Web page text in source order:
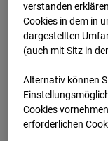
BC-
Arnulf Klett
ver­standen
Cookies in dem in
dargestellten
(auch mit Sitz in
Alternativ können
Cookies
erforderlichen